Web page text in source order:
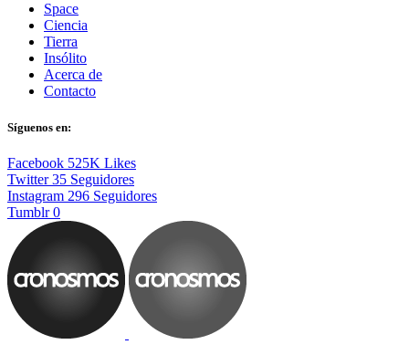
Space
Ciencia
Tierra
Insólito
Acerca de
Contacto
Síguenos en:
Facebook 525K Likes
Twitter 35 Seguidores
Instagram 296 Seguidores
Tumblr 0